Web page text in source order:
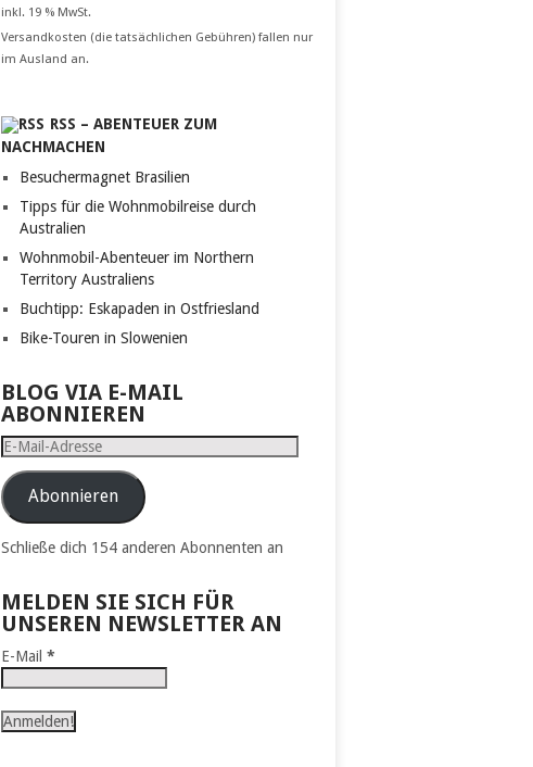
inkl. 19 % MwSt.
Versandkosten (die tatsächlichen Gebühren) fallen nur
im Ausland an.
RSS – ABENTEUER ZUM
NACHMACHEN
Besuchermagnet Brasilien
Tipps für die Wohnmobilreise durch
Australien
Wohnmobil-Abenteuer im Northern
Territory Australiens
Buchtipp: Eskapaden in Ostfriesland
Bike-Touren in Slowenien
BLOG VIA E-MAIL
ABONNIEREN
E-
Mail-
AdresseAbonnieren
Schließe dich 154 anderen Abonnenten an
MELDEN SIE SICH FÜR
UNSEREN NEWSLETTER AN
E-Mail*